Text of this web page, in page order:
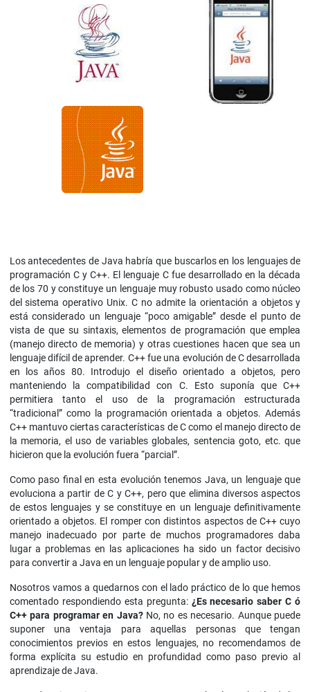
Los antecedentes de Java habría que buscarlos en los lenguajes de
programación C y C++. El lenguaje C fue desarrollado en la década
de los 70 y constituye un lenguaje muy robusto usado como núcleo
del sistema operativo Unix. C no admite la orientación a objetos y
está considerado un lenguaje “poco amigable” desde el punto de
vista de que su sintaxis, elementos de programación que emplea
(manejo directo de memoria) y otras cuestiones hacen que sea un
lenguaje difícil de aprender. C++ fue una evolución de C desarrollada
en los años 80. Introdujo el diseño orientado a objetos, pero
manteniendo la compatibilidad con C. Esto suponía que C++
permitiera tanto el uso de la programación estructurada
“tradicional” como la programación orientada a objetos. Además
C++ mantuvo ciertas características de C como el manejo directo de
la memoria, el uso de variables globales, sentencia goto, etc. que
hicieron que la evolución fuera “parcial”.
Como paso final en esta evolución tenemos Java, un lenguaje que
evoluciona a partir de C y C++, pero que elimina diversos aspectos
de estos lenguajes y se constituye en un lenguaje definitivamente
orientado a objetos. El romper con distintos aspectos de C++ cuyo
manejo inadecuado por parte de muchos programadores daba
lugar a problemas en las aplicaciones ha sido un factor decisivo
para convertir a Java en un lenguaje popular y de amplio uso.
Nosotros vamos a quedarnos con el lado práctico de lo que hemos
comentado respondiendo esta pregunta: ¿Es necesario saber C ó
C++ para programar en Java?No, no es necesario. Aunque puede
suponer una ventaja para aquellas personas que tengan
conocimientos previos en estos lenguajes, no recomendamos de
forma explícita su estudio en profundidad como paso previo al
aprendizaje de Java.